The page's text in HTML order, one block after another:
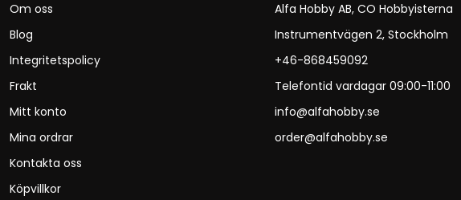
Om oss
Blog
Integritetspolicy
Frakt
Mitt konto
Mina ordrar
Kontakta oss
Köpvillkor
Alfa Hobby AB, CO Hobbyisterna
Instrumentvägen 2, Stockholm
+46-868459092
Telefontid vardagar 09:00-11:00
info@alfahobby.se
order@alfahobby.se